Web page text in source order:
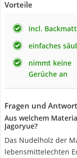
Vorteile
incl.
einfaches
nimmt keine
Gerüche an
Fragen und
Aus welchem
Jagoryue?
Das Nudelholz der
lebensmittelechten